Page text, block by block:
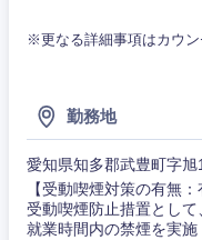
※更なる詳細事項はカウン
勤務地
愛知県知多郡武豊町字旭1
【受動喫煙対策の有無：
受動喫煙防止措置として
就業時間内の禁煙を実施